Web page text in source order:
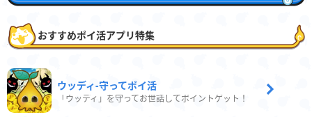
おすすめポイ活アプリ特集
ウッディ‐守ってポイ活
「ウッディ」を守ってお世話してポイントゲット！